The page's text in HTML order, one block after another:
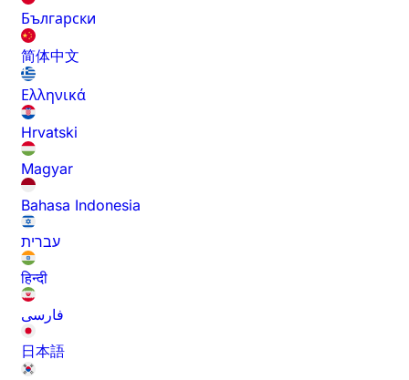
Български
简体中文
Ελληνικά
Hrvatski
Magyar
Bahasa Indonesia
עברית
हिन्दी
فارسی
日本語